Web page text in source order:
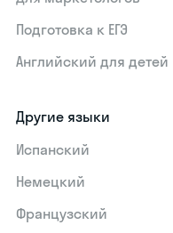
Подготовка к ЕГЭ
Английский для детей
Другие языки
Испанский
Немецкий
Французский